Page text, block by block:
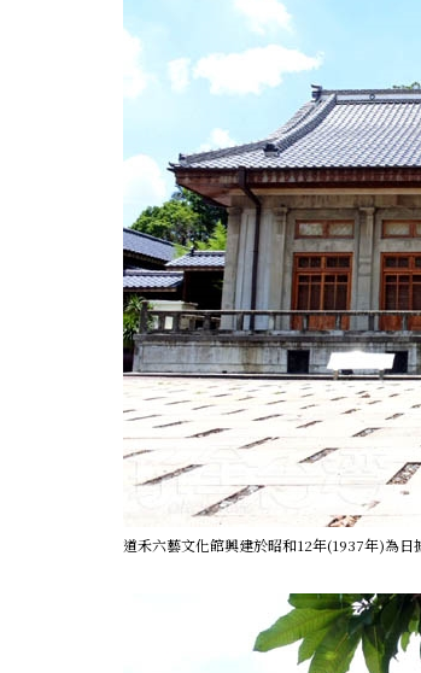
道禾六藝文化館興建於昭和12年(1937年)為